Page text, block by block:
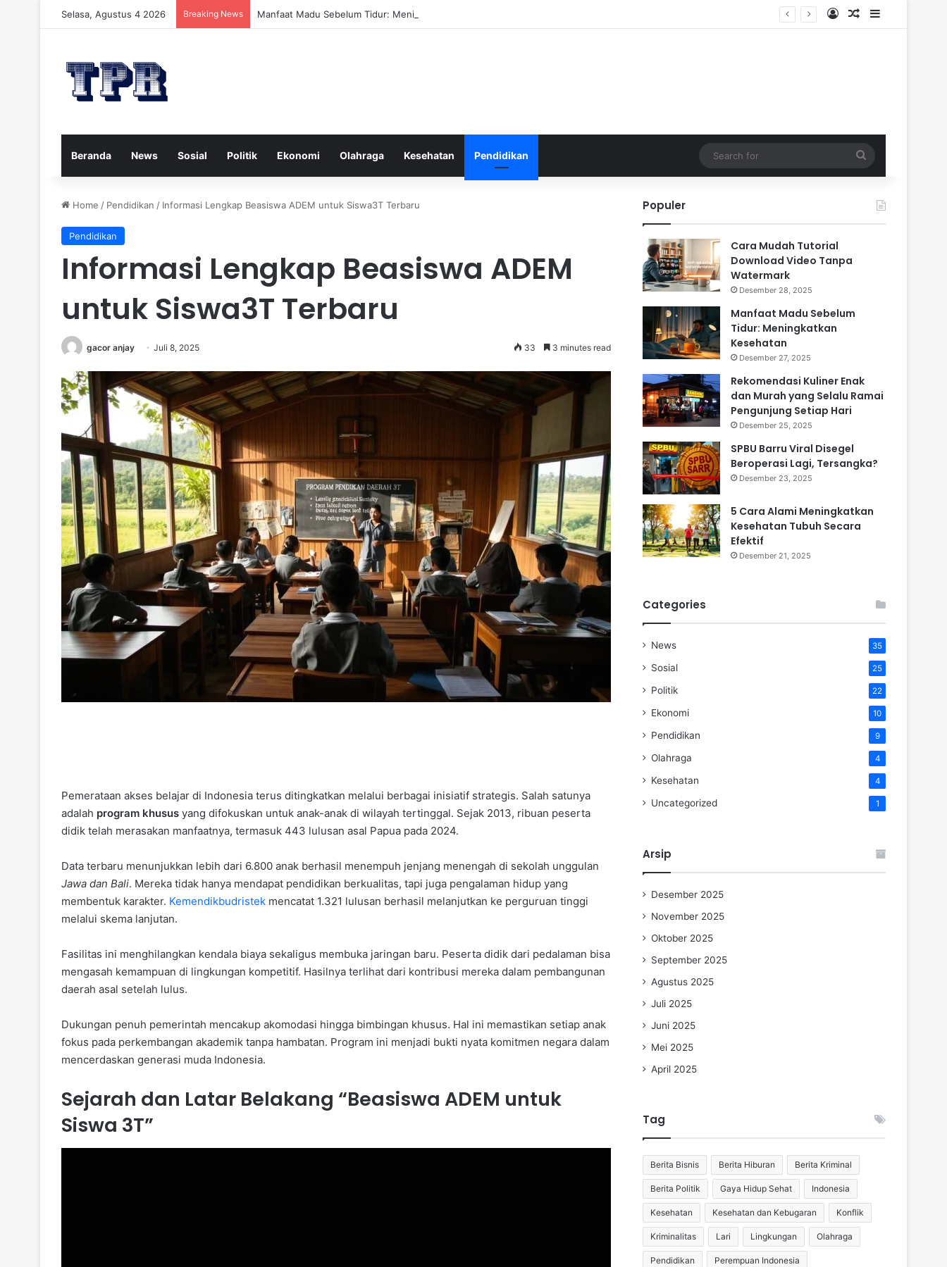
Selasa, Agustus 4 2026 Breaking News Manfaat Madu Sebelum Tidur: Meningkatkan Kesehatan Log InRandom Article
Sidebar
Beranda News Sosial Politik Ekonomi Olahraga Kesehatan Pendidikan
for
Home / Pendidikan / Informasi Lengkap Beasiswa ADEM untuk Siswa3T Terbaru
Pendidikan
Informasi Lengkap Beasiswa ADEM
untuk Siswa3T Terbaru
gacor anjay Juli 8, 2025 33 3 minutes read
Pemerataan akses belajar di Indonesia terus ditingkatkan melalui berbagai inisiatif strategis. Salah satunya
adalah program khusus yang difokuskan untuk anak-anak di wilayah tertinggal. Sejak 2013, ribuan peserta
didik telah merasakan manfaatnya, termasuk 443 lulusan asal Papua pada 2024.
Data terbaru menunjukkan lebih dari 6.800 anak berhasil menempuh jenjang menengah di sekolah unggulan
Jawa dan Bali. Mereka tidak hanya mendapat pendidikan berkualitas, tapi juga pengalaman hidup yang
membentuk karakter. Kemendikbudristek mencatat 1.321 lulusan berhasil melanjutkan ke perguruan tinggi
melalui skema lanjutan.
Fasilitas ini menghilangkan kendala biaya sekaligus membuka jaringan baru. Peserta didik dari pedalaman bisa
mengasah kemampuan di lingkungan kompetitif. Hasilnya terlihat dari kontribusi mereka dalam pembangunan
daerah asal setelah lulus.
Dukungan penuh pemerintah mencakup akomodasi hingga bimbingan khusus. Hal ini memastikan setiap anak
fokus pada perkembangan akademik tanpa hambatan. Program ini menjadi bukti nyata komitmen negara dalam
mencerdaskan generasi muda Indonesia.
Sejarah dan Latar Belakang “Beasiswa ADEM untuk
Siswa 3T”
Populer
Cara Mudah Tutorial
Download Video Tanpa
Watermark
Desember 28, 2025
Manfaat Madu Sebelum
Tidur: Meningkatkan
Kesehatan
Desember 27, 2025
Rekomendasi Kuliner Enak
dan Murah yang Selalu Ramai
Pengunjung Setiap Hari
Desember 25, 2025
SPBU Barru Viral Disegel
Beroperasi Lagi, Tersangka?
Desember 23, 2025
5 Cara Alami Meningkatkan
Kesehatan Tubuh Secara
Efektif
Desember 21, 2025
Categories
News 35
Sosial 25
Politik 22
Ekonomi 10
Pendidikan 9
Olahraga 4
Kesehatan 4
Uncategorized 1
Arsip
Desember 2025
November 2025
Oktober 2025
September 2025
Agustus 2025
Juli 2025
Juni 2025
Mei 2025
April 2025
Tag
Berita Bisnis Berita Hiburan Berita Kriminal
Berita Politik Gaya Hidup Sehat Indonesia
Kesehatan Kesehatan dan Kebugaran Konflik
Kriminalitas Lari Lingkungan Olahraga
Pendidikan Perempuan Indonesia